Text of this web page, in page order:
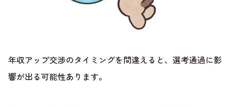
年収アップ交渉のタイミングを間違えると、選考通過に影
響が出る可能性あります。